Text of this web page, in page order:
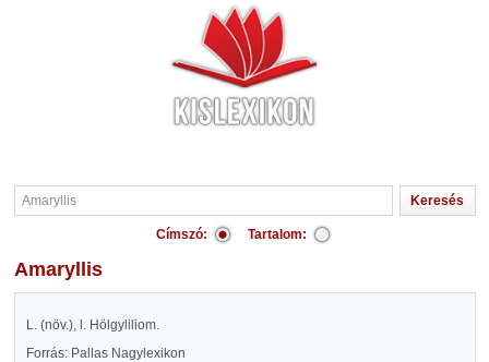
Címszó: Tartalom:
Amaryllis
L. (növ.), l. Hölgyliliom.
Forrás: Pallas Nagylexikon